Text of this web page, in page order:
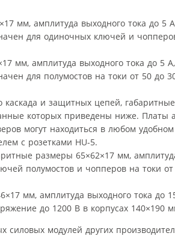
мм, амплитуда выходного тока до 5
для одиночных ключей и
мм, амплитуда выходного тока до 5
для полумостов на токи от 50 до
и защитных цепей,
которых приведены ниже. Платы
могут находиться в любом удобном
с розетками HU-5.
размеры 65×62×17 мм,
полумостов и чопперов на токи
мм, амплитуда выходного тока до
до 1200 В в корпусах 140×190
модулей других